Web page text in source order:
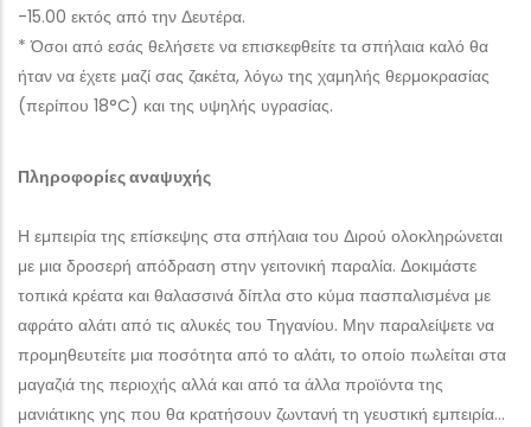
-15.00 εκτός από την Δευτέρα.
* Όσοι από εσάς θελήσετε να επισκεφθείτε τα σπήλαια καλό θα
ήταν να έχετε μαζί σας ζακέτα, λόγω της χαμηλής θερμοκρασίας
(περίπου 18°C) και της υψηλής υγρασίας.
Πληροφορίες αναψυχής
Η εμπειρία της επίσκεψης στα σπήλαια του Διρού ολοκληρώνεται
με μια δροσερή απόδραση στην γειτονική παραλία. Δοκιμάστε
τοπικά κρέατα και θαλασσινά δίπλα στο κύμα πασπαλισμένα με
αφράτο αλάτι από τις αλυκές του Τηγανίου. Μην παραλείψετε να
προμηθευτείτε μια ποσότητα από το αλάτι, το οποίο πωλείται στα
μαγαζιά της περιοχής αλλά και από τα άλλα προϊόντα της
μανιάτικης γης που θα κρατήσουν ζωντανή τη γευστική εμπειρία…